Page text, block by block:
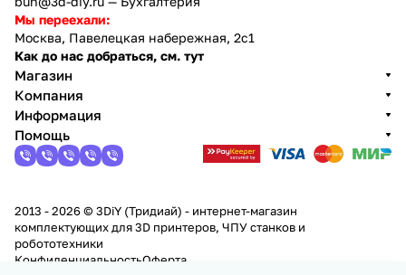
Мы переехали:
Москва, Павелецкая набережная, 2с1
Как до нас добраться, см. тут
Магазин
Компания
Информация
Помощь
2013 - 2026 © 3DiY (Тридиай) - интернет-магазин
комплектующих для 3D принтеров, ЧПУ станков и
робототехники
КонфиденциальностьОферта